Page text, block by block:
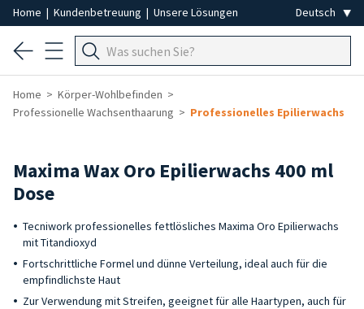
Home | Kundenbetreuung | Unsere Lösungen
Home
Körper-Wohlbefinden
Professionelle Wachsenthaarung
Professionelles Epilierwachs
Maxima Wax Oro Epilierwachs 400 ml
Dose
Tecniwork professionelles fettlösliches Maxima Oro Epilierwachs
mit Titandioxyd
Fortschrittliche Formel und dünne Verteilung, ideal auch für die
empfindlichste Haut
Zur Verwendung mit Streifen, geeignet für alle Haartypen, auch für